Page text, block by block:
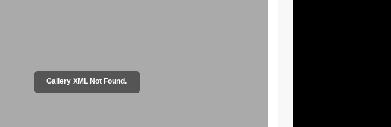
Gallery XML Not Found.